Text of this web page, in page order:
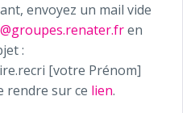
envoyez un mail vide
en
:
[votre Prénom]
rendre sur ce lien.